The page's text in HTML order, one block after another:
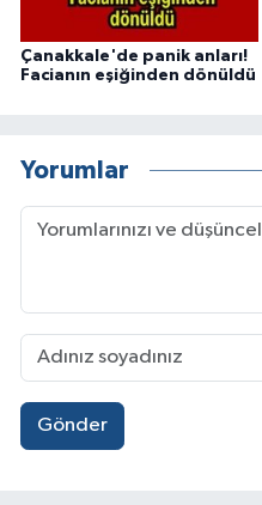
Çanakkale'de panik anları!
Facianın eşiğinden dönüldü
Yorumlar
Gönder